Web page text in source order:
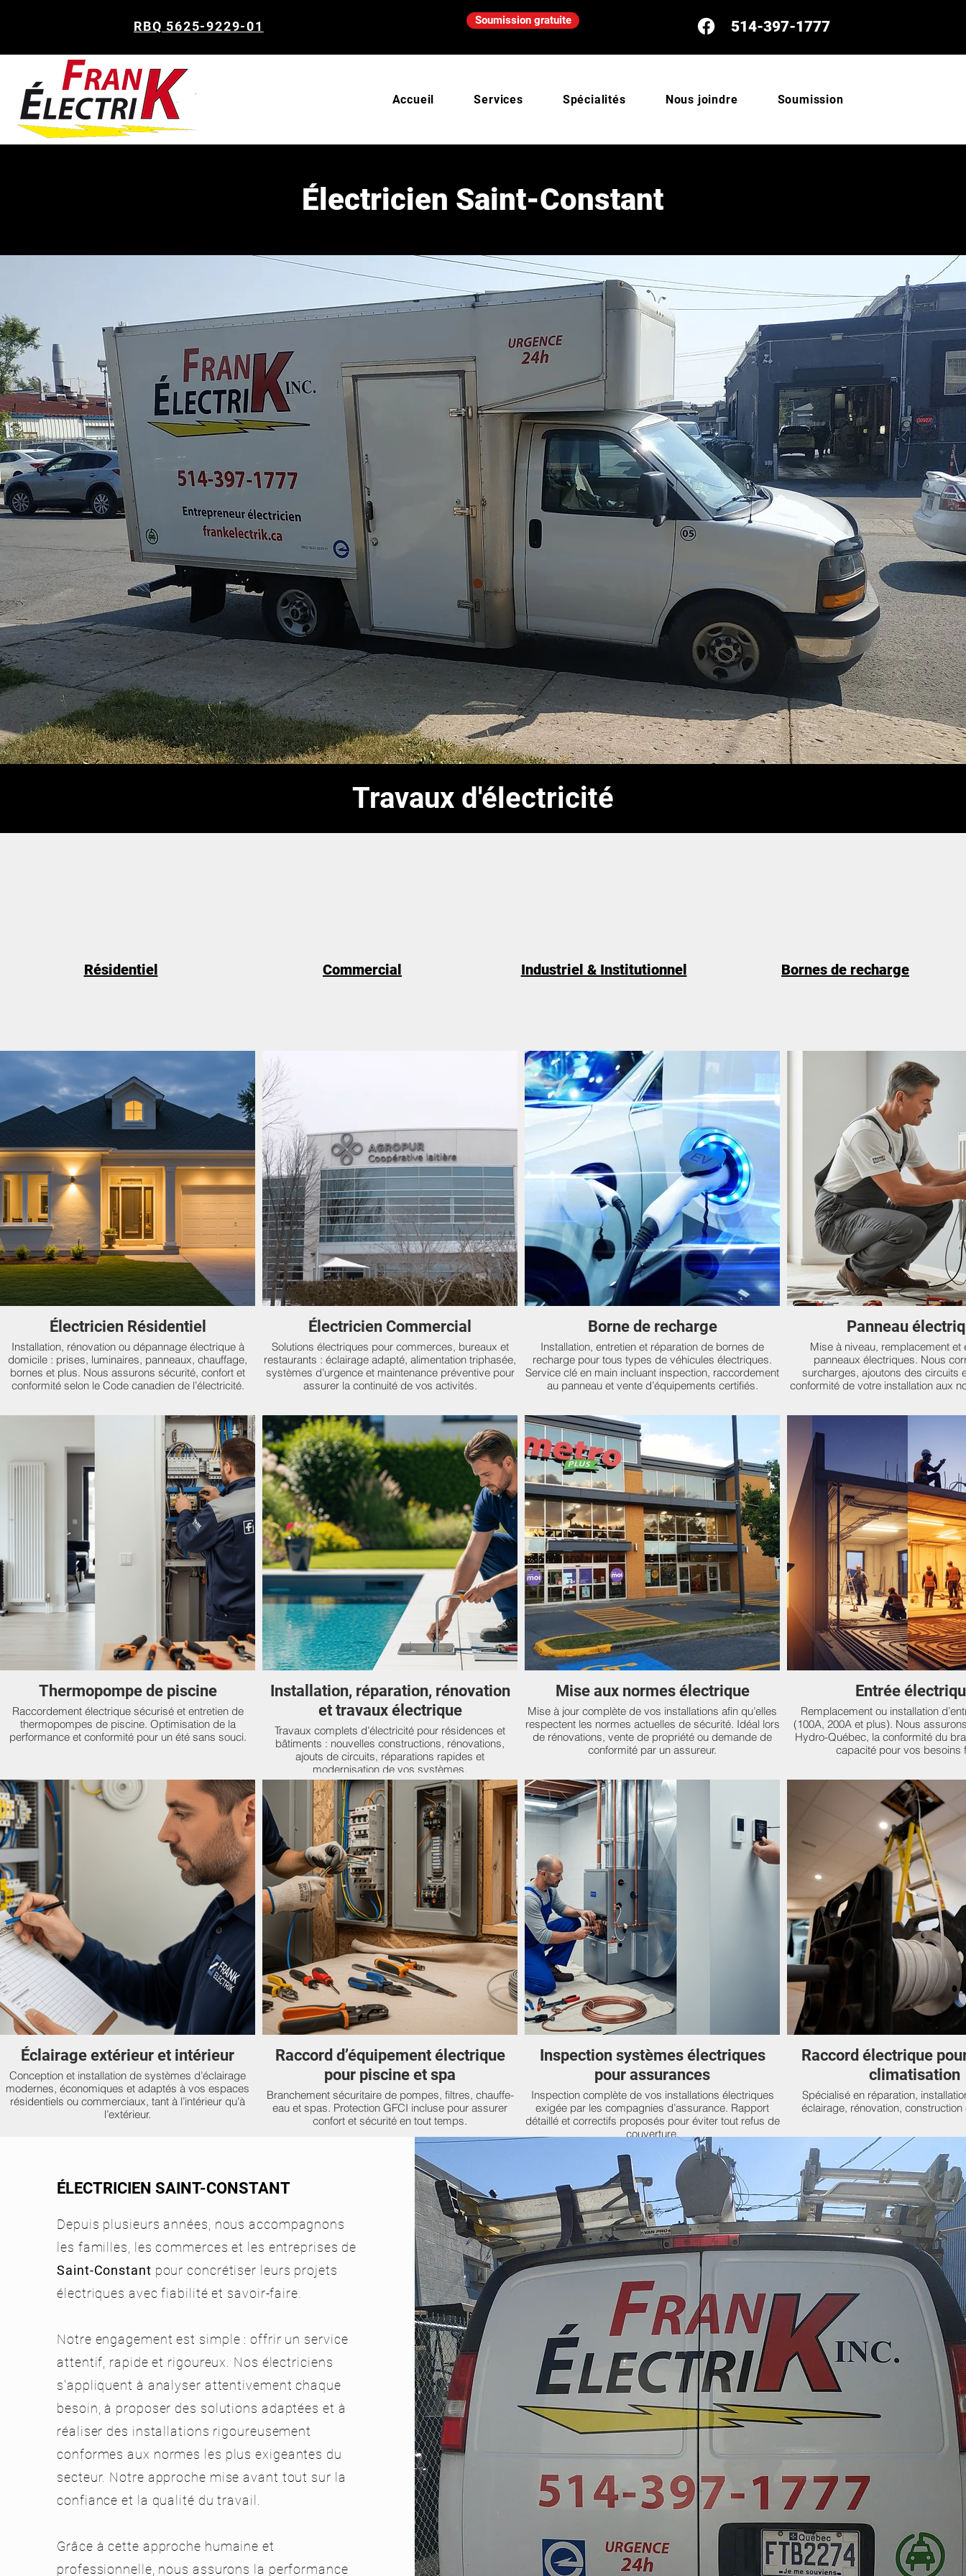
Accueil Services Spécialités Nous joindre Soumission
RBQ 5625-9229-01 Soumission gratuite 514-397-1777
Électricien Saint-Constant
Travaux d'électricité
Résidentiel Commercial Industriel & Institutionnel Bornes de recharge
Électricien Résidentiel
Installation, rénovation ou dépannage électrique à
domicile : prises, luminaires, panneaux, chauffage,
bornes et plus. Nous assurons sécurité, confort et
conformité selon le Code canadien de l’électricité.
Électricien Commercial
Solutions électriques pour commerces, bureaux et
restaurants : éclairage adapté, alimentation triphasée,
systèmes d’urgence et maintenance préventive pour
assurer la continuité de vos activités.
Borne de recharge
Installation, entretien et réparation de bornes de
recharge pour tous types de véhicules électriques.
Service clé en main incluant inspection, raccordement
au panneau et vente d’équipements certifiés.
Panneau
Mise à niveau, remplacement et
panneaux électriques. Nous
surcharges, ajoutons des circuits
conformité de votre installation aux
Thermopompe de piscine
Raccordement électrique sécurisé et entretien de
thermopompes de piscine. Optimisation de la
performance et conformité pour un été sans souci.
Installation, réparation, rénovation
et travaux électrique
Travaux complets d’électricité pour résidences et
bâtiments : nouvelles constructions, rénovations,
ajouts de circuits, réparations rapides et
modernisation de vos systèmes.
Mise aux normes électrique
Mise à jour complète de vos installations afin qu’elles
respectent les normes actuelles de sécurité. Idéal lors
de rénovations, vente de propriété ou demande de
conformité par un assureur.
Entrée
Remplacement ou installation
(100A, 200A et plus). Nous
Hydro-Québec, la conformité du
capacité pour vos besoins
Éclairage extérieur et intérieur
Conception et installation de systèmes d’éclairage
modernes, économiques et adaptés à vos espaces
résidentiels ou commerciaux, tant à l’intérieur qu’à
l’extérieur.
Raccord d’équipement électrique
pour piscine et spa
Branchement sécuritaire de pompes, filtres, chauffe-
eau et spas. Protection GFCI incluse pour assurer
confort et sécurité en tout temps.
Inspection systèmes électriques
pour assurances
Inspection complète de vos installations électriques
exigée par les compagnies d’assurance. Rapport
détaillé et correctifs proposés pour éviter tout refus de
couverture.
Raccord électrique
climatisation
Spécialisé en réparation,
éclairage, rénovation,
ÉLECTRICIEN SAINT-CONSTANT
Depuis plusieurs années, nous accompagnons
les familles, les commerces et les entreprises de
Saint-Constant pour concrétiser leurs projets
électriques avec fiabilité et savoir-faire.
Notre engagement est simple : offrir un service
attentif, rapide et rigoureux. Nos électriciens
s'appliquent à analyser attentivement chaque
besoin, à proposer des solutions adaptées et à
réaliser des installations rigoureusement
conformes aux normes les plus exigeantes du
secteur. Notre approche mise avant tout sur la
confiance et la qualité du travail.
Grâce à cette approche humaine et
professionnelle, nous assurons la performance